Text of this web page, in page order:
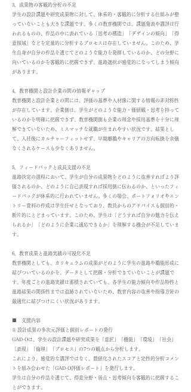
3，成果物の客観的分析の不足
学生の設計課題や研究成果物に対して、体系的・客観的に分析する仕組みが整
っていないことも大きな課題です。多くの教育機関では、課題発表や講評は行
われるものの、作品の中に表れている「思考の構造」「デザインの傾向」「得
意領域」などを定量的に分析するプロセスは存在していません。このため、学
生自身が自分の作品を通じてどのような能力を発揮しているのか、どの分野に
向いているのかを客観的に把握できず、進路選択が感覚的になってしまう傾向
があります。
4，教育機関と設計企業の間の情報ギャップ
教育機関と設計企業との間には、評価の基準や人材像に関する情報の非対称性
が存在しています。企業側は、学生がどのような能力・価値観・思考を持って
いるのかを明確に把握できず、教育機関側も企業の理念や採用基準を十分に理
解できていないため、ミスマッチな就職が生まれやすい状況です。結果とし
て、入社後にカルチャーフィットせず、早期離職やキャリアの方向転換を余儀
なくされるケースも少なくありません。
5，フィードバックと成長支援の不足
進路決定の過程において、学生が自分の成果物をどのように改善すればより評
価されるのか、どのように自己表現すれば採用側に伝わるのか、といったフィ
ードバックが体系的に行われていません。多くの場合、ポートフォリオやエン
トリー資料の作成は学生任せとなっており、教員からのアドバイスも個別的・
断片的にとどまっています。このため、学生は「どうすれば自分の魅力を伝え
られるか」「どのように企業に適応できるか」を理解する機会が不足していま
す。
6，教育成果と進路実績の可視化不足
教育機関としても、カリキュラムの成果がどのように学生の進路や職能形成に
結びついているのかを、データとして把握・分析できていないことが課題で
す。年度ごとの進路実績は蓄積されていても、各学生の能力傾向や作品特性と
進路結果の関係性までは追跡されていないため、教育内容の改善や指導方針の
最適化に結びつけにくい状況があります。
■ 支援内容
① 設計成果の多次元評価と個別レポートの発行
GAD-Oは、学生の設計課題や研究成果を「意匠」「機能」「環境」「社会」
「表現」「倫理」「プロセス」の7つの観点から分析します。
これにより、感覚的な講評ではなく、数値化されたスコアと定性的分析コメン
トを組み合わせた「GAD-O評価レポート」を発行します。
学生は自分の作品を通じて、得意分野・弱点・思考傾向を客観的に把握するこ
とができます。